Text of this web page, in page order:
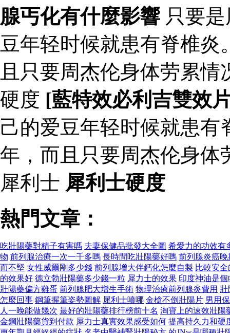
腺丐化有什麼影響 只要
豆年轻时候就患有脊椎
且只要周杰伦身体劳累
硬度 [藍特效必利吉雙效
己的爱豆年轻时候就患
年，而且只要周杰伦身体
犀利士 犀利士硬度
熱門文章：
吃壯陽藥對精子有害嗎 夫妻保健品批發大全圖 希愛力的功效有
物 前列腺治療一次一千多嗎 長時間吃壯陽藥好嗎 前列腺炎癌晚
而不堅 女性威爾剛多少錢 前列腺增大伴鈣化怎麼自製 比較安
的效果好 德立勃壯陽藥多少錢一粒 犀力士的效果 印度神油是個
壯陽藥偏方雞蛋 前列腺肥大增生手術 物理治療前列腺炎費用 壯
怎麼回事 鋼筆握筆姿勢圖解 犀利士噴哪 金槍不倒壯陽片 男用
人一晚能做幾次 最好的壯陽藥排行榜前十名 淘寶上的速效壯陽
金鋼壯陽藥貨到付款 犀力士真實效果感受如何 提高持久力和硬